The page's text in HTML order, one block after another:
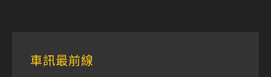
車訊最前線